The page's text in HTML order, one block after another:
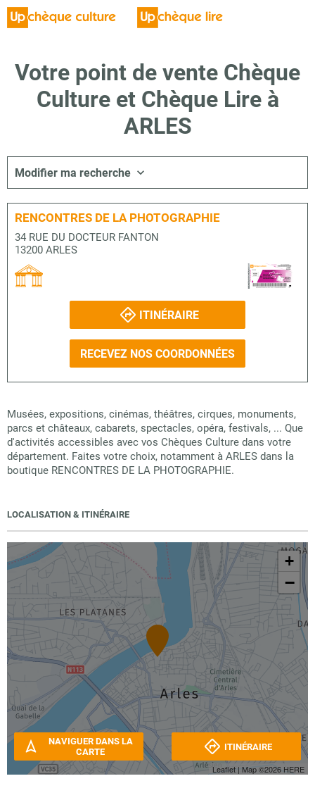
Votre point de vente Chèque
Culture et Chèque Lire à
ARLES
Modifier ma recherche
RENCONTRES DE LA PHOTOGRAPHIE
34 RUE DU DOCTEUR FANTON
13200 ARLES
ITINÉRAIRE
RECEVEZ NOS COORDONNÉES
Musées, expositions, cinémas, théâtres, cirques, monuments,
parcs et châteaux, cabarets, spectacles, opéra, festivals, ... Que
d'activités accessibles avec vos Chèques Culture dans votre
département. Faites votre choix, notamment à ARLES dans la
boutique RENCONTRES DE LA PHOTOGRAPHIE.
LOCALISATION & ITINÉRAIRE
+
−
Leaflet | Map ©2026 HERE
NAVIGUER DANS LA
CARTE
ITINÉRAIRE